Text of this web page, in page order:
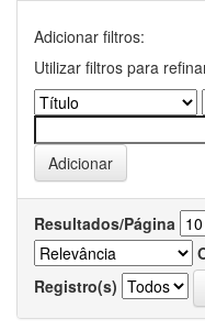
Adicionar filtros:
Utilizar filtros para
Resultados/Página
Registro(s)